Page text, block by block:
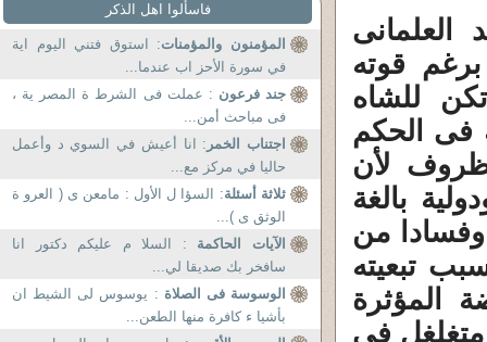
العلمانى
قوته
للشاه
فى الحكم
لأن
بالغة
وفسادا من
تبعيته
المؤثرة
فى
فاسألوا اهل الذكر
المؤمنون والمؤمنات: استوق فتني اليوم اية
في سورة الأحز اب عندما...
جند فرعون : عملت فى الشرط ة المصر ية ،
فى مباحث أمن...
اجتناب الخمر : انا أعيش في السوي د وأعمل
حاليا في مركز مع...
ثلاثة أسئلة: السؤا ل الأول : مامعن ى ( العرو ة
الوثق ى )...
الآيات الحاكمة : السلا م عليكم دكتور انا
سافخر بك صديقا لي...
الوسوسة فى الصلاة : يوسوس لى الشيط ان
بأشيا ء كافرة منها الطعن...